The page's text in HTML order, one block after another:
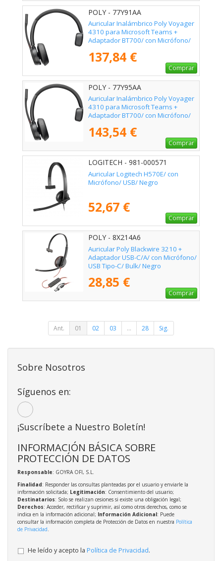
POLY - 77Y91AA
Auricular Inalámbrico Poly Voyager
4310 para Microsoft Teams +
Adaptador BT700/ con Micrófono/
137,84 €
Comprar
POLY - 77Y95AA
Auricular Inalámbrico Poly Voyager
4310 para Microsoft Teams +
Adaptador BT700/ con Micrófono/
143,54 €
Comprar
LOGITECH - 981-000571
Auricular Logitech H570E/ con
Micrófono/ USB/ Negro
52,67 €
Comprar
POLY - 8X214A6
Auricular Poly Blackwire 3210 +
Adaptador USB-C/A/ con Micrófono/
USB Tipo-C/ Bulk/ Negro
28,85 €
Comprar
Ant. 01 02 03 ... 28 Sig.
Sobre Nosotros
Síguenos en:
¡Suscríbete a Nuestro Boletín!
INFORMACIÓN BÁSICA SOBRE
PROTECCIÓN DE DATOS
Responsable: GOYRA OFI, S.L.
Finalidad: Responder las consultas planteadas por el usuario y enviarle la
información solicitada; Legitimación: Consentimiento del usuario;
Destinatarios: Solo se realizan cesiones si existe una obligación legal;
Derechos: Acceder, rectificar y suprimir, así como otros derechos, como se
indica en la información adicional; Información Adicional: Puede
consultar la información completa de Protección de Datos en nuestra Política
de Privacidad.
He leído y acepto la Política de Privacidad.